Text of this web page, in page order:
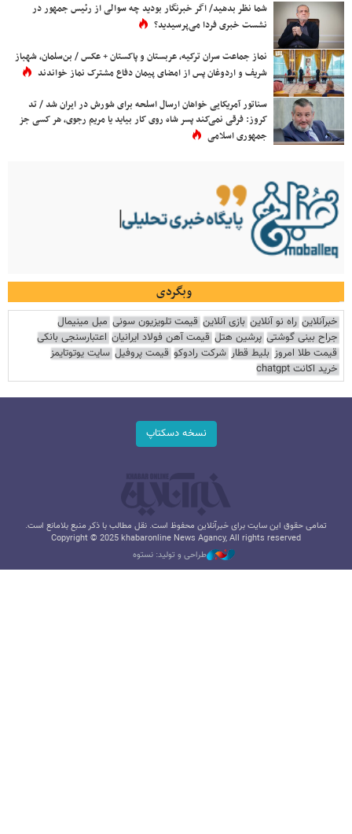
شما نظر بدهید/ اگر خبرنگار بودید چه سوالی از رئیس جمهور در
نشست خبری فردا می‌پرسیدید؟
نماز جماعت سران ترکیه، عربستان و پاکستان + عکس / بن‌سلمان، شهباز
شریف و اردوغان پس از امضای پیمان دفاع مشترک نماز خواندند
سناتور آمریکایی خواهان ارسال اسلحه برای شورش در ایران شد / تد
کروز: فرقی نمی‌کند پسر شاه روی کار بیاید یا مریم رجوی، هر کسی جز
جمهوری اسلامی
وبگردی
خبرآنلاین راه نو آنلاین بازی آنلاین قیمت تلویزیون سونی مبل مینیمال
جراح بینی گوشتی پرشین هتل قیمت آهن فولاد ایرانیان اعتبارسنجی بانکی
قیمت طلا امروز بلیط قطار شرکت رادوکو قیمت پروفیل سایت یوتوتایمز
خرید اکانت chatgpt
نسخه دسکتاپ
تمامی حقوق این سایت برای خبرآنلاین محفوظ است. نقل مطالب با ذکر منبع بلامانع است.
Copyright © 2025 khabaronline News Agancy, All rights reserved
طراحی و تولید: نستوه